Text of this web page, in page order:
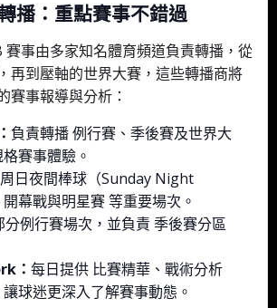
播：重點賽事不錯過
事由多家知名體育頻道負責轉播，從
再到壓軸的世界大賽，這些轉播商將
賽事報導與分析：
負責轉播 例行賽、季後賽及世界大
賽事體驗。
日夜間棒球（Sunday Night
幕戰與明星賽 等重要場次。
分例行賽場次，並負責 季後賽分區
： 每日提供 比賽精華、戰術分析
球迷更深入了解賽事動態。